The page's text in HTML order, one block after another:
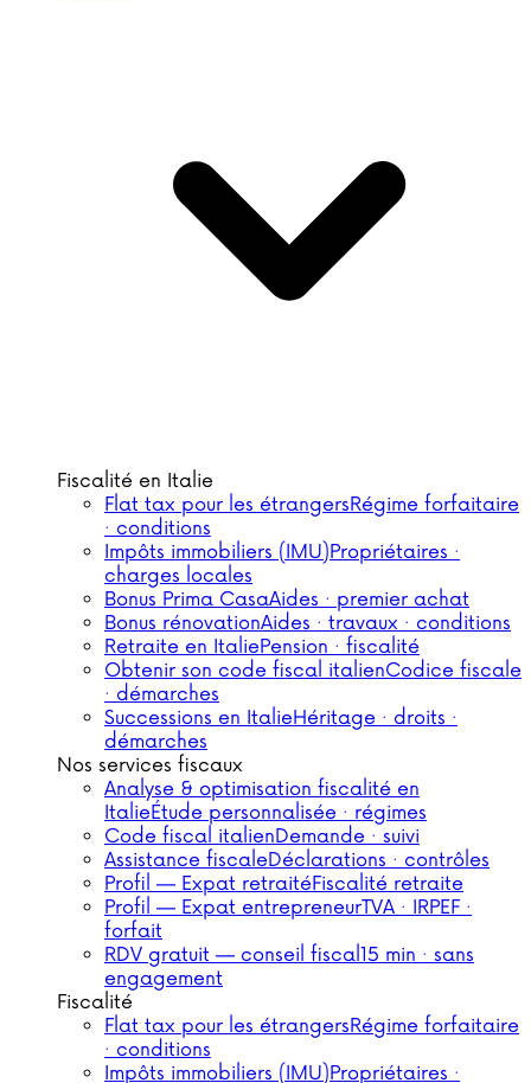
Fiscalité en Italie
Flat tax pour les étrangersRégime forfaitaire
· conditions
Impôts immobiliers (IMU)Propriétaires ·
charges locales
Bonus Prima CasaAides · premier achat
Bonus rénovationAides · travaux · conditions
Retraite en ItaliePension · fiscalité
Obtenir son code fiscal italienCodice fiscale
· démarches
Successions en ItalieHéritage · droits ·
démarches
Nos services fiscaux
Analyse & optimisation fiscalité en
ItalieÉtude personnalisée · régimes
Code fiscal italienDemande · suivi
Assistance fiscaleDéclarations · contrôles
Profil — Expat retraitéFiscalité retraite
Profil — Expat entrepreneurTVA · IRPEF ·
forfait
RDV gratuit — conseil fiscal15 min · sans
engagement
Fiscalité
Flat tax pour les étrangersRégime forfaitaire
· conditions
Impôts immobiliers (IMU)Propriétaires ·